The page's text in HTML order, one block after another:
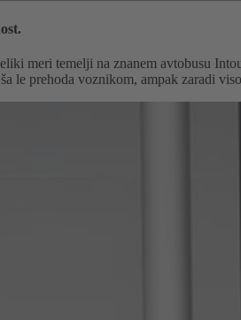
meri temelji na znanem avtobusu
le prehoda voznikom, ampak zaradi